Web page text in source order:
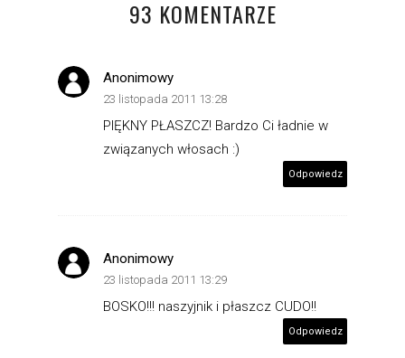
93 KOMENTARZE
Anonimowy
23 listopada 2011 13:28
PIĘKNY PŁASZCZ! Bardzo Ci ładnie w
związanych włosach :)
Odpowiedz
Anonimowy
23 listopada 2011 13:29
BOSKO!!! naszyjnik i płaszcz CUDO!!
Odpowiedz